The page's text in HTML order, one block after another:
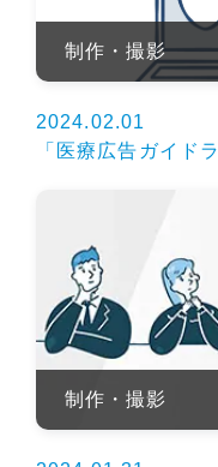
制作・撮影
2024.02.01
「医療広告ガイド
制作・撮影